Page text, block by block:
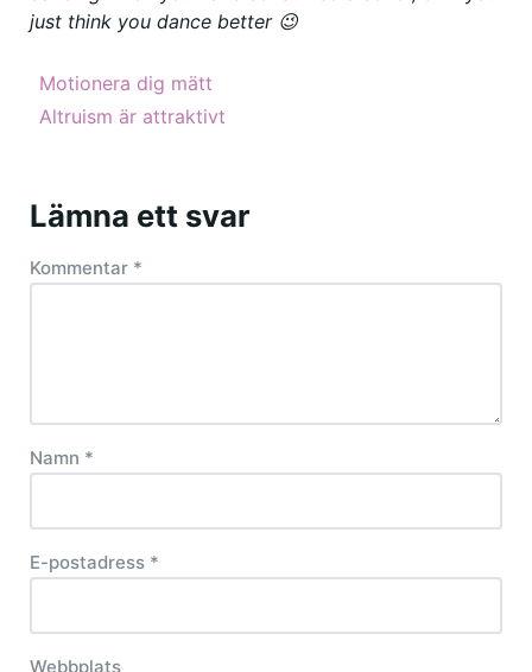
just think you dance better 😉
Motionera dig mätt
Altruism är attraktivt
Lämna ett svar
Kommentar *
Namn *
E-postadress *
Webbplats